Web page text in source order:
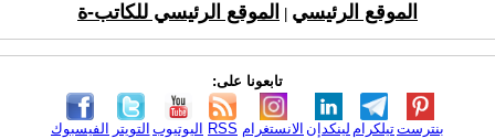
الموقع الرئيسي الموقع الرئيسي للكاتب-ة
تابعونا على:
الفيسبوك التويتر اليوتيوب RSS الانستغرام لينكدإن تيلكرامبنترست